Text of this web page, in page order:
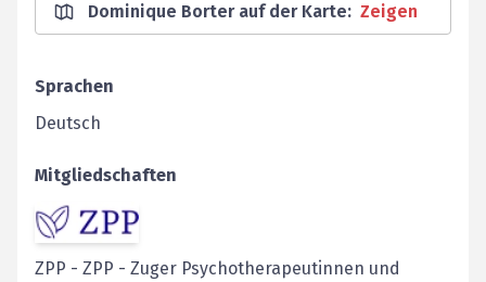
Dominique Borter auf der Karte: Zeigen
Sprachen
Deutsch
Mitgliedschaften
ZPP - ZPP - Zuger Psychotherapeutinnen und